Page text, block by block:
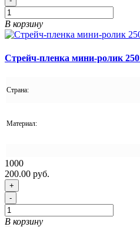
В корзину
Стрейч-пленка мини-ролик
Страна:
Материал:
1000
200.00 руб.
+
-
В корзину